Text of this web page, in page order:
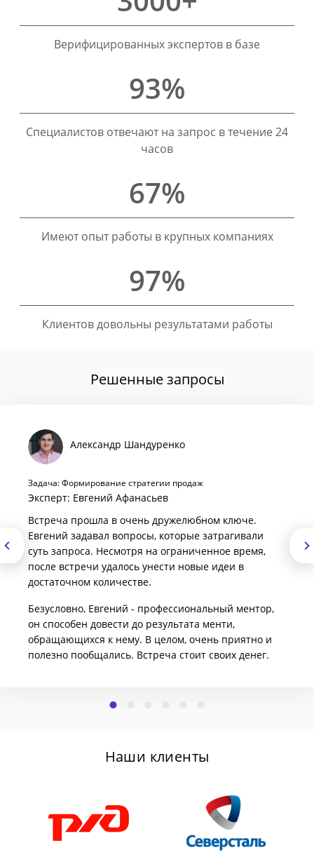
Верифицированных экспертов в базе
93%
Специалистов отвечают на запрос в течение 24
часов
67%
Имеют опыт работы в крупных компаниях
97%
Клиентов довольны результатами работы
Решенные запросы
Александр Шандуренко
Задача: Формирование стратегии продаж
Эксперт: Евгений Афанасьев
Встреча прошла в очень дружелюбном ключе.
Евгений задавал вопросы, которые затрагивали
суть запроса. Несмотря на ограниченное время,
после встречи удалось унести новые идеи в
достаточном количестве.
Безусловно, Евгений - профессиональный ментор,
он способен довести до результата менти,
обращающихся к нему. В целом, очень приятно и
полезно пообщались. Встреча стоит своих денег.
Наши клиенты